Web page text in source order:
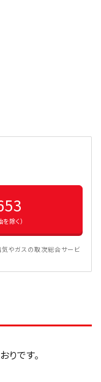
除く）
やガスの取次総合サービ
です。